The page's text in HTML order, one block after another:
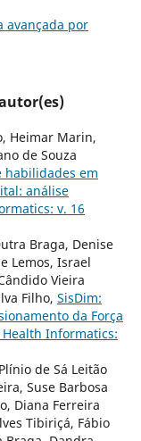
avançada por
Heimar Marin,
de Souza
habilidades em
análise
v. 16
Braga, Denise
Lemos, Israel
Vieira
Filho, SisDim:
da Força
Health Informatics:
de Sá Leitão
Suse Barbosa
Diana Ferreira
Tibiriçá, Fábio